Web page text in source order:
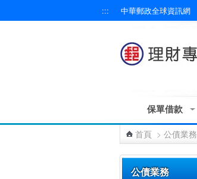
::: 中華郵政全球資訊網
保單借款
首頁 > 公債業務
公債業務